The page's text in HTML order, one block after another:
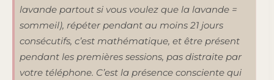
lavande partout si vous voulez que la lavande =
sommeil), répéter pendant au moins 21 jours
consécutifs, c’est mathématique, et être présent
pendant les premières sessions, pas distraite par
votre téléphone. C’est la présence consciente qui